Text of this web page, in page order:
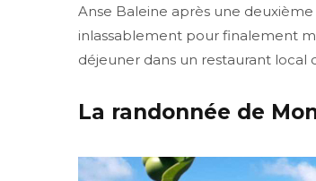
Anse Baleine après une
inlassablement pour finalement
déjeuner dans un restaurant local
La randonnée de